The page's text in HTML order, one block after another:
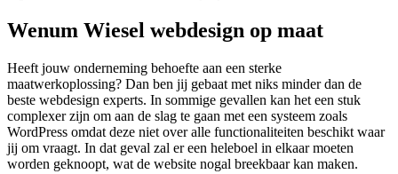
Wenum Wiesel webdesign op maat
Heeft jouw onderneming behoefte aan een sterke
maatwerkoplossing? Dan ben jij gebaat met niks minder dan de
beste webdesign experts. In sommige gevallen kan het een stuk
complexer zijn om aan de slag te gaan met een systeem zoals
WordPress omdat deze niet over alle functionaliteiten beschikt waar
jij om vraagt. In dat geval zal er een heleboel in elkaar moeten
worden geknoopt, wat de website nogal breekbaar kan maken.